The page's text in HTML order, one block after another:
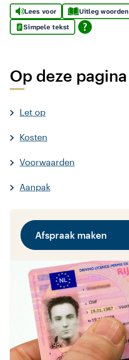
Afspraak maken
Lees voor
Uitleg woorden
Simpele tekst
Op deze pagina
Let op
Kosten
Voorwaarden
Aanpak